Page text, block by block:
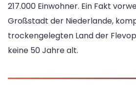
217.000 Einwohner. Ein Fakt
Großstadt der Niederlande,
trockengelegten Land der
keine 50 Jahre alt.